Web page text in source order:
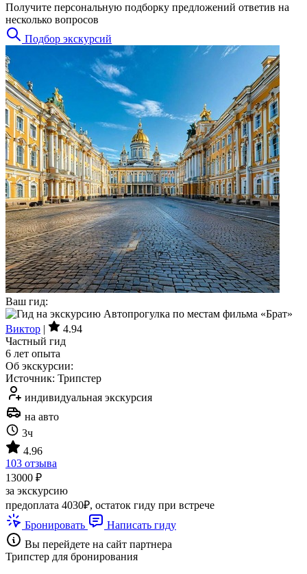
экскурсии и туры которые посетило больше всего людей за
последнюю неделю.
СПб Гид - это интернет проект, созданный с целью
предоставить сообществу путешественников актуальные
каталоги туристических услуг, связанных с городом и
окрестностями. Мы добавляем на сайт экскурсии от
проверенных партнеров, а также размещаем другие форматы
контента: авторские туры, предложения от гидов, списки
интересных мест и статьи о туристическом Петербурге. На
данный момент в базе СПб Гид более 3000 тысяч групповых и
индивидуальных экскурсий и список обновляется ежедневно.
Смотритекаталог, исследуйтетемы
, ознакомьтесь с
бюджетными предложениями (до 1500 руб)искидками или
воспользуйтесь быстрымподборомподходящих вариантов.
Есть вопрос или предложение связанное с работой сайта?
Пишите нам (иконка сообщения справа внизу)
Поиск экскурсий
Искать
Или воспользуйтесь сервисом подбора экскурсий если вам
важно подробно настроить выборку
Получите персональную подборку предложений ответив на
несколько вопросов
Подбор экскурсий